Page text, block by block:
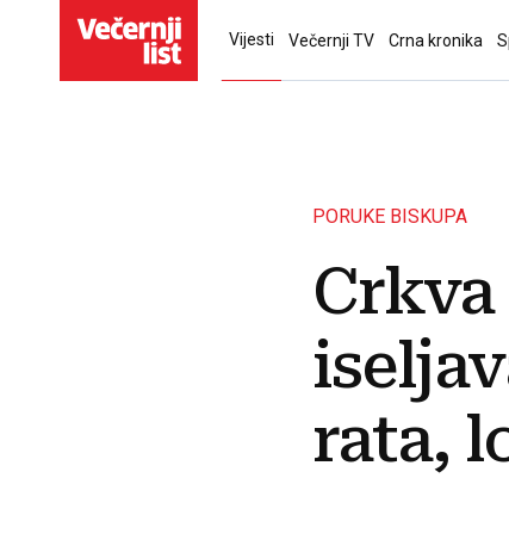
Vijesti Večernji TV Crna kronika
PORUKE BISKUPA
rata,